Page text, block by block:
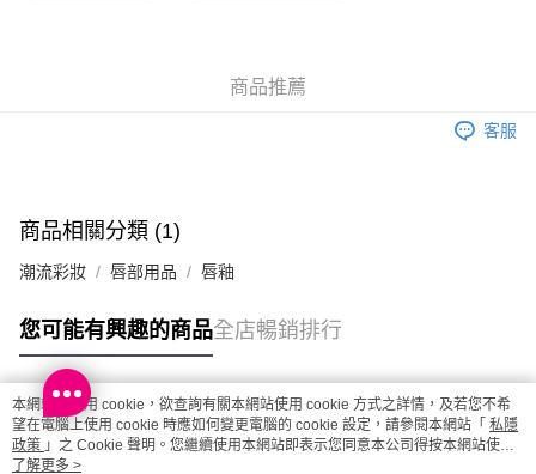
商品推薦
客服
商品相關分類 (1)
潮流彩妝 唇部用品 唇釉
您可能有興趣的商品全店暢銷排行
熱門標籤
本網站中使用 cookie，欲查詢有關本網站使用 cookie 方式之詳情，及若您不希
望在電腦上使用 cookie 時應如何變更電腦的 cookie 設定，請參閱本網站「 私隱
政策 」之 Cookie 聲明。您繼續使用本網站即表示您同意本公司得按本網站使用
條款之 Cookie 聲明使用 cookie。
了解更多 >